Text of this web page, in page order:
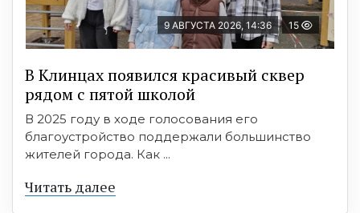
9 АВГУСТА 2026, 14:36 15
В Клинцах появился красивый сквер
рядом с пятой школой
В 2025 году в ходе голосования его
благоустройство поддержали большинство
жителей города. Как ...
Читать далее